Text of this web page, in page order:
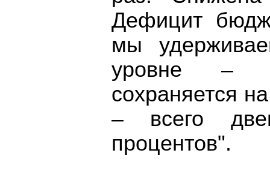
Дефицит
мы
уровне –
сохраняется
– всего
процентов".